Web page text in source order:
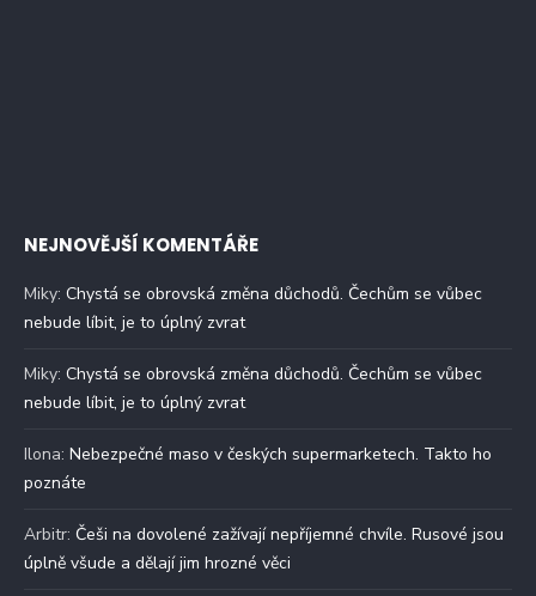
NEJNOVĚJŠÍ KOMENTÁŘE
Miky: Chystá se obrovská změna důchodů. Čechům se vůbec
nebude líbit, je to úplný zvrat
Miky: Chystá se obrovská změna důchodů. Čechům se vůbec
nebude líbit, je to úplný zvrat
Ilona: Nebezpečné maso v českých supermarketech. Takto ho
poznáte
Arbitr: Češi na dovolené zažívají nepříjemné chvíle. Rusové jsou
úplně všude a dělají jim hrozné věci